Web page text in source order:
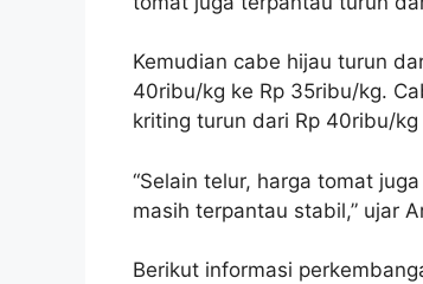
Kemudian cabe hijau turun
40ribu/kg ke Rp 35ribu/kg.
kriting turun dari Rp 40ribu/
“Selain telur, harga tomat
masih terpantau stabil,” ujar
Berikut informasi